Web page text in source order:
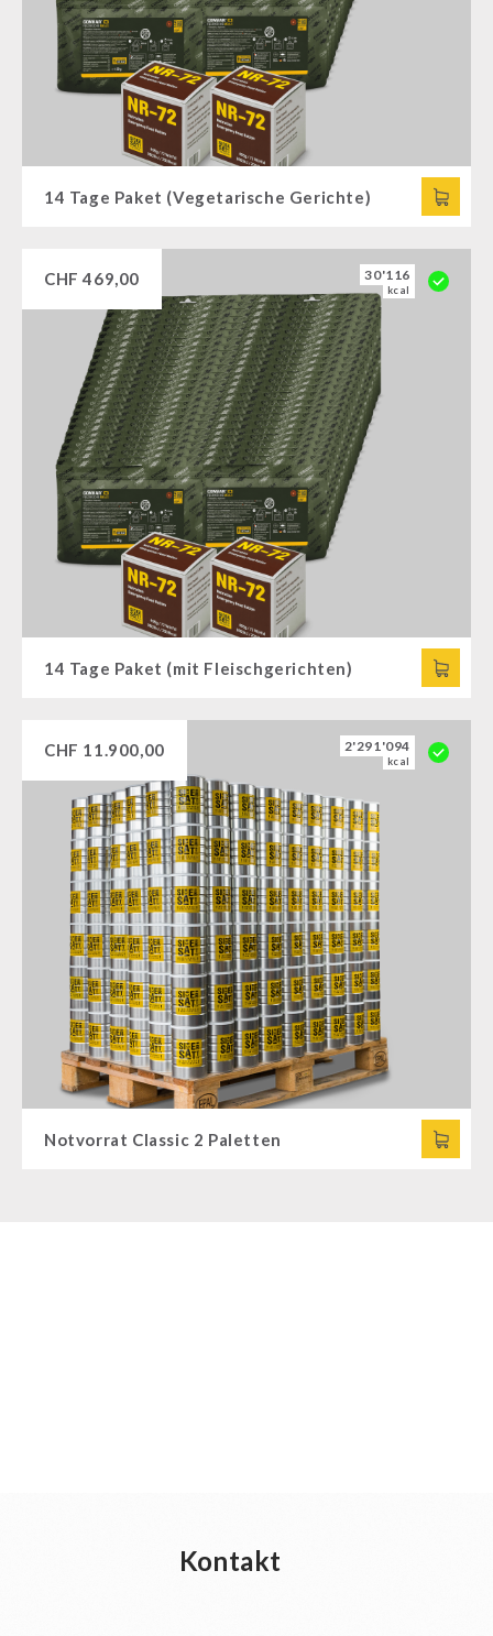
14 Tage Paket (Vegetarische Gerichte)
CHF 469,00 30'116
kcal
14 Tage Paket (mit Fleischgerichten)
CHF 11.900,00 2'291'094
kcal
Notvorrat Classic 2 Paletten
Kontakt